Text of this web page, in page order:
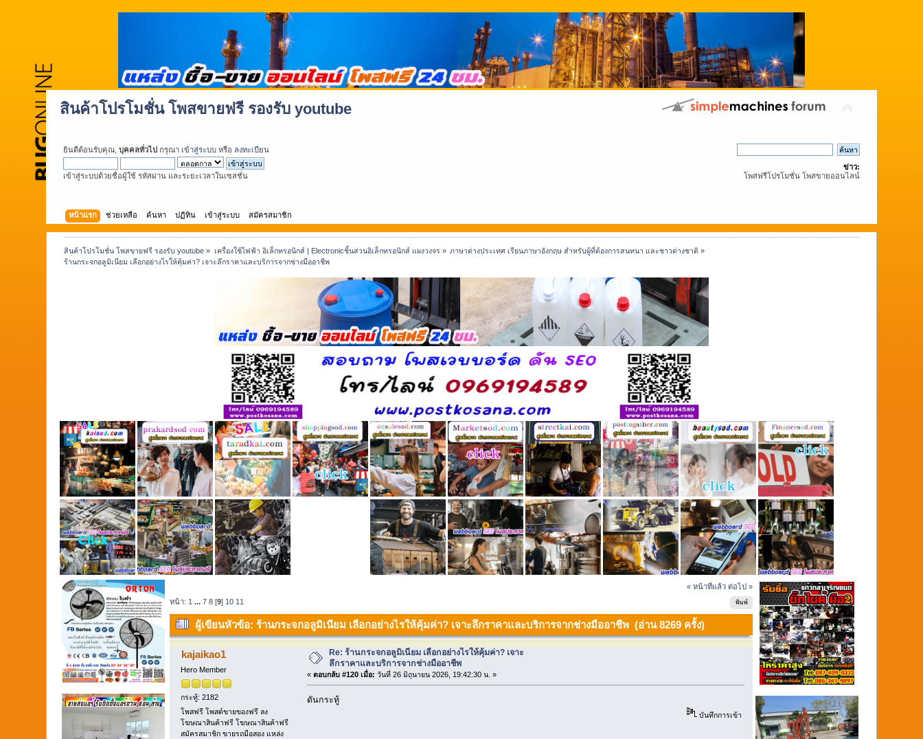
สินค้าโปรโมชั่น โพสขายฟรี รองรับ youtube
ยินดีต้อนรับคุณ,บุคคลทั่วไป กรุณา เข้าสู่ระบบ หรือ ลงทะเบียน
เข้าสู่ระบบด้วยชื่อผู้ใช้ รหัสผ่าน และระยะเวลาในเซสชั่น
ข่าว:
โพสฟรีโปรโมชั่น โพสขายออนไลน์
หน้าแรก ช่วยเหลือ ค้นหา ปฏิทิน เข้าสู่ระบบ สมัครสมาชิก
สินค้าโปรโมชั่น โพสขายฟรี รองรับ youtube » เครื่องใช้ไฟฟ้า อิเล็กทรอนิกส์ | Electronicชิ้นส่วนอิเล็กทรอนิกส์ แผงวงจร» ภาษาต่างประเทศ เรียนภาษาอังกฤษ สำหรับผู้ที่ต้องการสนทนา และชาวต่างชาติ »
ร้านกระจกอลูมิเนียม เลือกอย่างไรให้คุ้มค่า? เจาะลึกราคาและบริการจากช่างมืออาชีพ
« หน้าที่แล้ว ต่อไป »
พิมพ์
หน้า: 1 ...7 8 [9] 10 11
ผู้เขียนหัวข้อ: ร้านกระจกอลูมิเนียม เลือกอย่างไรให้คุ้มค่า? เจาะลึกราคาและบริการจากช่างมืออาชีพ (อ่าน 8269 ครั้ง)
kajaikao1
Hero Member
กระทู้: 2182
โพสฟรี โพสต์ขายของฟรี ลง
โฆษณาสินค้าฟรี โฆษณาสินค้าฟรี
สมัครสมาชิก ขายรถมือสอง แหล่ง
Re: ร้านกระจกอลูมิเนียม เลือกอย่างไรให้คุ้มค่า? เจาะ
ลึกราคาและบริการจากช่างมืออาชีพ
« ตอบกลับ #120 เมื่อ: วันที่ 26 มิถุนายน 2026, 19:42:30 น. »
ดันกระทู้
บันทึกการเข้า